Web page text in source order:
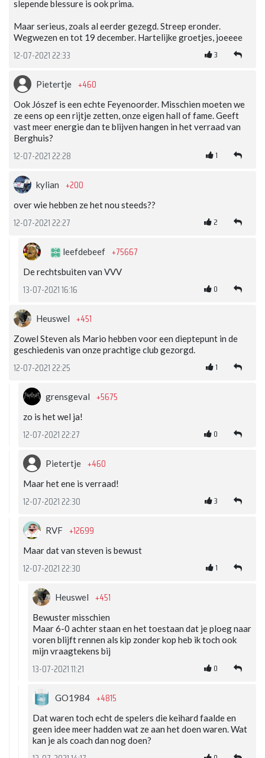
slepende blessure is ook prima.
Maar serieus, zoals al eerder gezegd. Streep eronder.
Wegwezen en tot 19 december. Hartelijke groetjes, joeeee
12-07-2021 22:33 3
Pietertje +460
Ook Jószef is een echte Feyenoorder. Misschien moeten we
ze eens op een rijtje zetten, onze eigen hall of fame. Geeft
vast meer energie dan te blijven hangen in het verraad van
Berghuis?
12-07-2021 22:28 1
kylian +200
over wie hebben ze het nou steeds??
12-07-2021 22:27 2
leefdebeef +75667
De rechtsbuiten van VVV
13-07-2021 16:16 0
Heuswel +451
Zowel Steven als Mario hebben voor een dieptepunt in de
geschiedenis van onze prachtige club gezorgd.
12-07-2021 22:25 1
grensgeval +5675
zo is het wel ja!
12-07-2021 22:27 0
Pietertje +460
Maar het ene is verraad!
12-07-2021 22:30 3
RVF +12699
Maar dat van steven is bewust
12-07-2021 22:30 1
Heuswel +451
Bewuster misschien
Maar 6-0 achter staan en het toestaan dat je ploeg naar
voren blijft rennen als kip zonder kop heb ik toch ook
mijn vraagtekens bij
13-07-2021 11:21 0
GO1984 +4815
Dat waren toch echt de spelers die keihard faalde en
geen idee meer hadden wat ze aan het doen waren. Wat
kan je als coach dan nog doen?